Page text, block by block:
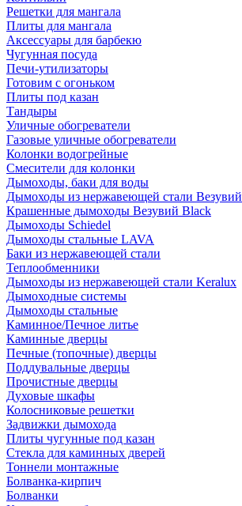
Решетки для мангала
Плиты для мангала
Аксессуары для барбекю
Чугунная посуда
Печи-утилизаторы
Готовим с огоньком
Плиты под казан
Тандыры
Уличные обогреватели
Газовые уличные обогреватели
Колонки водогрейные
Смесители для колонки
Дымоходы, баки для воды
Дымоходы из нержавеющей стали Везувий
Крашенные дымоходы Везувий Black
Дымоходы Schiedel
Дымоходы стальные LAVA
Баки из нержавеющей стали
Теплообменники
Дымоходы из нержавеющей стали Keralux
Дымоходные системы
Дымоходы стальные
Каминное/Печное литье
Каминные дверцы
Печные (топочные) дверцы
Поддувальные дверцы
Прочистные дверцы
Духовые шкафы
Колосниковые решетки
Задвижки дымохода
Плиты чугунные под казан
Стекла для каминных дверей
Тоннели монтажные
Болванка-кирпич
Болванки